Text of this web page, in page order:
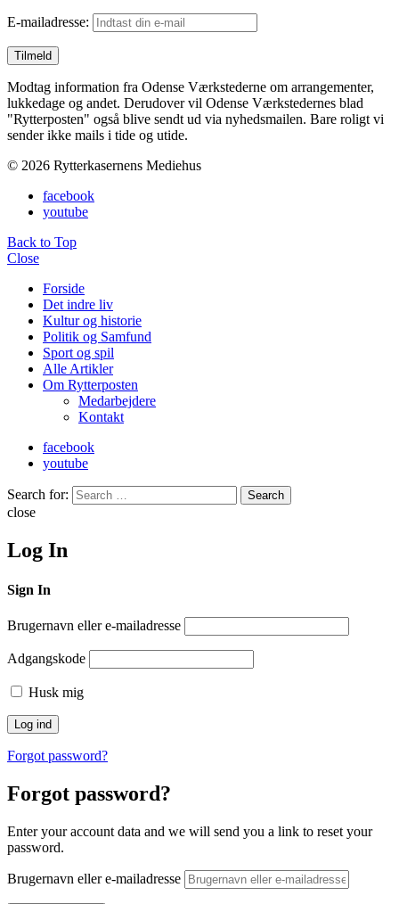
E-mailadresse:
Modtag information fra Odense Værkstederne om arrangementer,
lukkedage og andet. Derudover vil Odense Værkstedernes blad
"Rytterposten" også blive sendt ud via nyhedsmailen. Bare roligt vi
sender ikke mails i tide og utide.
© 2026 Rytterkasernens Mediehus
facebook
youtube
Back to Top
Close
Forside
Det indre liv
Kultur og historie
Politik og Samfund
Sport og spil
Alle Artikler
Om Rytterposten
Medarbejdere
Kontakt
facebook
youtube
Search for: Search
close
Log In
Sign In
Brugernavn eller e-mailadresse
Adgangskode
Husk mig
Forgot password?
Forgot password?
Enter your account data and we will send you a link to reset your
password.
Brugernavn eller e-mailadresse